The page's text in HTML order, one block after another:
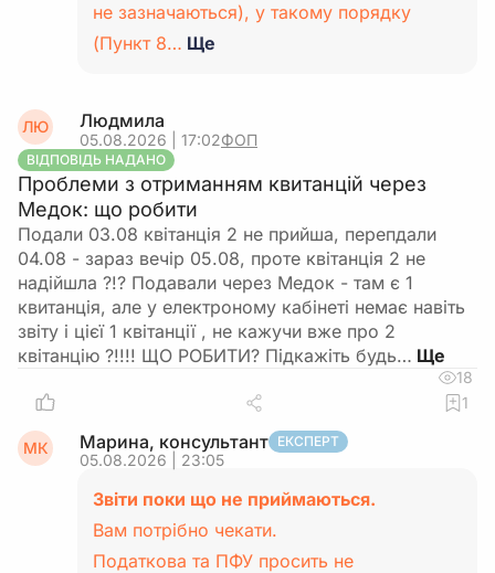
не зазначаються), у такому порядку
(Пункт 8… Ще
ЛЮ Людмила
05.08.2026 | 17:02ФОП
ВІДПОВІДЬ НАДАНО
Проблеми з отриманням квитанцій через
Медок: що робити
Подали 03.08 квітанція 2 не прийша, перепдали
04.08 - зараз вечір 05.08, проте квітанція 2 не
надійшла ?!? Подавали через Медок - там є 1
квитанція, але у електроному кабінеті немає навіть
звіту і цієї 1 квітанції , не кажучи вже про 2
квітанцію ?!!!! ЩО РОБИТИ? Підкажіть будь…
18
1
МК Марина, консультант ЕКСПЕРТ
05.08.2026 | 23:05
Звіти поки що не приймаються.
Вам потрібно чекати.
Податкова та ПФУ просить не